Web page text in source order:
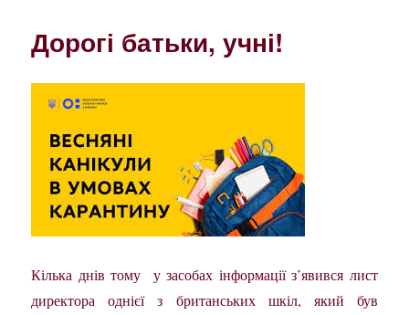
Дорогі батьки, учні!
Кілька днів тому у засобах інформації з’явився лист
директора однієї з британських шкіл, який був